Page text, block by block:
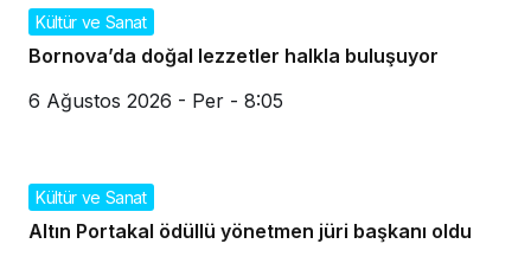
Kültür ve Sanat
Bornova’da doğal lezzetler halkla buluşuyor
6 Ağustos 2026 - Per - 8:05
Kültür ve Sanat
Altın Portakal ödüllü yönetmen jüri başkanı oldu